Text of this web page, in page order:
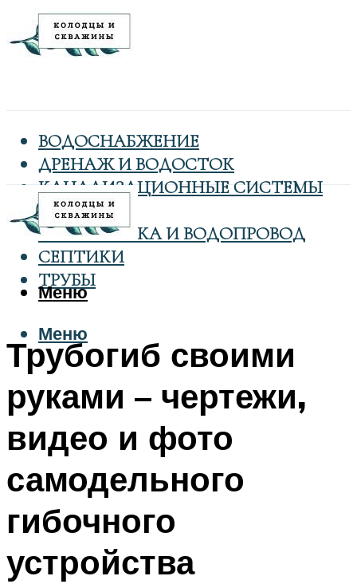
ВОДОСНАБЖЕНИЕ
ДРЕНАЖ И ВОДОСТОК
КАНАЛИЗАЦИОННЫЕ СИСТЕМЫ
КОЛОДЦЫ
САНТЕХНИКА И ВОДОПРОВОД
СЕПТИКИ
ТРУБЫ
Меню
Меню
Трубогиб своими
руками – чертежи,
видео и фото
самодельного
гибочного
устройства